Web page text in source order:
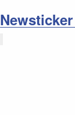
Newsticker